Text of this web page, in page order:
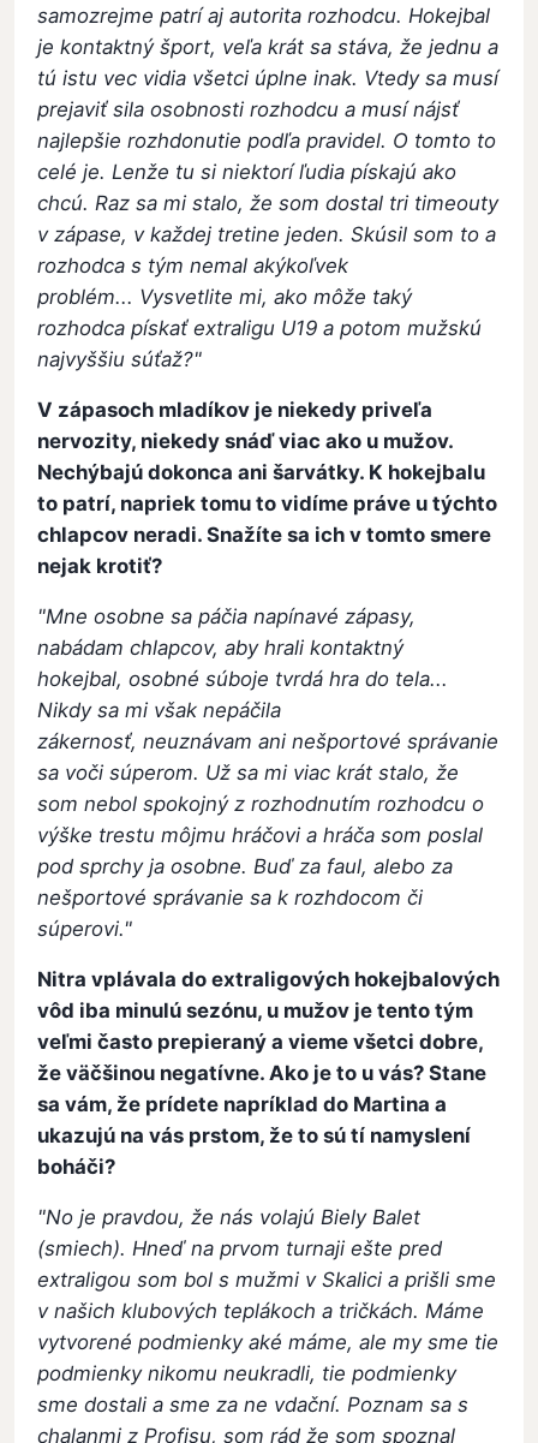
samozrejme patrí aj autorita rozhodcu. Hokejbal
je kontaktný šport, veľa krát sa stáva, že jednu a
tú istu vec vidia všetci úplne inak. Vtedy sa musí
prejaviť sila osobnosti rozhodcu a musí nájsť
najlepšie rozhdonutie podľa pravidel. O tomto to
celé je. Lenže tu si niektorí ľudia pískajú ako
chcú. Raz sa mi stalo, že som dostal tri timeouty
v zápase, v každej tretine jeden. Skúsil som to a
rozhodca s tým nemal akýkoľvek
problém... Vysvetlite mi, ako môže taký
rozhodca pískať extraligu U19 a potom mužskú
najvyššiu súťaž?"
V zápasoch mladíkov je niekedy priveľa
nervozity, niekedy snáď viac ako u mužov.
Nechýbajú dokonca ani šarvátky. K hokejbalu
to patrí, napriek tomu to vidíme práve u týchto
chlapcov neradi. Snažíte sa ich v tomto smere
nejak krotiť?
"Mne osobne sa páčia napínavé zápasy,
nabádam chlapcov, aby hrali kontaktný
hokejbal, osobné súboje tvrdá hra do tela...
Nikdy sa mi však nepáčila
zákernosť, neuznávam ani nešportové správanie
sa voči súperom. Už sa mi viac krát stalo, že
som nebol spokojný z rozhodnutím rozhodcu o
výške trestu môjmu hráčovi a hráča som poslal
pod sprchy ja osobne. Buď za faul, alebo za
nešportové správanie sa k rozhdocom či
súperovi."
Nitra vplávala do extraligových hokejbalových
vôd iba minulú sezónu, u mužov je tento tým
veľmi často prepieraný a vieme všetci dobre,
že väčšinou negatívne. Ako je to u vás? Stane
sa vám, že prídete napríklad do Martina a
ukazujú na vás prstom, že to sú tí namyslení
boháči?
"No je pravdou, že nás volajú Biely Balet
(smiech). Hneď na prvom turnaji ešte pred
extraligou som bol s mužmi v Skalici a prišli sme
v našich klubových teplákoch a tričkách. Máme
vytvorené podmienky aké máme, ale my sme tie
podmienky nikomu neukradli, tie podmienky
sme dostali a sme za ne vdační. Poznam sa s
chalanmi z Profisu, som rád že som spoznal